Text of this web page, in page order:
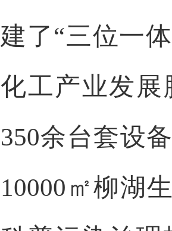
建了“三位一
化工产业发展
350余台套设
10000㎡柳湖